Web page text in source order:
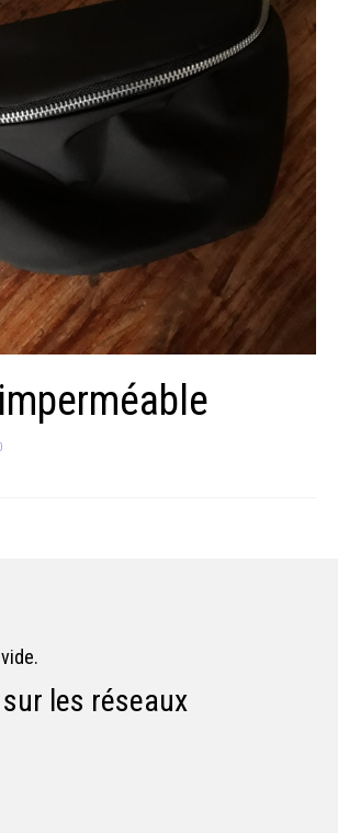
les réseaux